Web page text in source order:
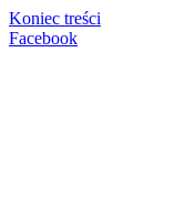
Koniec treści
Facebook